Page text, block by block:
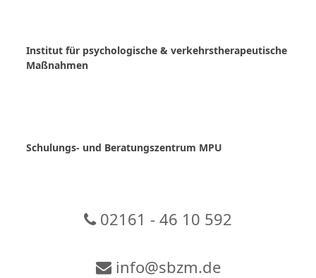
Institut für psychologische & verkehrstherapeutische
Maßnahmen
Schulungs- und Beratungszentrum MPU
02161 - 46 10 592
info@sbzm.de